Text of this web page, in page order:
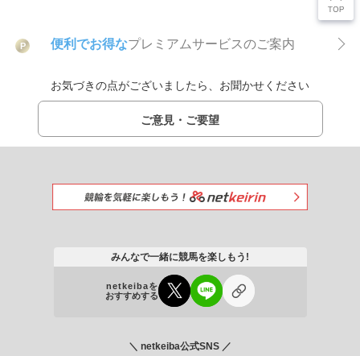
P 便利でお得なプレミアムサービスのご案内
お気づきの点がございましたら、お聞かせください
ご意見・ご要望
みんなで一緒に競馬を楽しもう!
netkeibaを
おすすめする
＼ netkeiba公式SNS ／